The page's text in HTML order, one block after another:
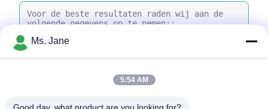
Ms. Jane
5:54 AM